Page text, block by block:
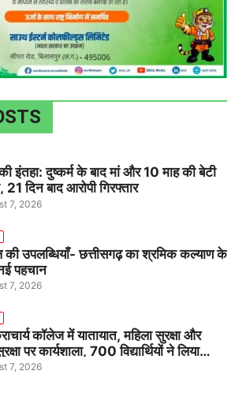
इंतहा: दुष्कर्म के बाद मां और 10 माह की बेटी
21 दिन बाद आरोपी गिरफ्तार
7, 2026
की उपलब्धियाँ- छत्तीसगढ़ का श्रमिक कल्याण के
पहचान
7, 2026
कॉलेज में यातायात, महिला सुरक्षा और
पर कार्यशाला, 700 विद्यार्थियों ने लिया
का संकल्प
7, 2026